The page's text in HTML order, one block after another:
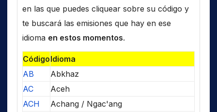
en las que puedes cliquear sobre su código y
te buscará las emisiones que hay en ese
idioma en estos momentos.
CódigoIdioma
AB
Abkhaz
AC
Aceh
ACH
Achang / Ngac'ang